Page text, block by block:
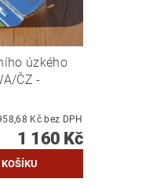
úzkého
ČZ -
958,68 Kč bez DPH
1 160 Kč